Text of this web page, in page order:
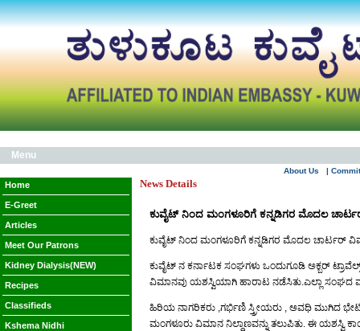
Menu
About Us |
Home
E-Greet
Articles
Meet Our Patrons
Kidney Dialysis(NEW)
Recipes
Classifieds
Kshema Nidhi
News Details
ಕುವೈಟ್ ನಿಂದ ಮಂಗಳೂರಿಗೆ ಕನ್ನಡಿಗರ ಮೊದಲ
ಕುವೈಟ್ ನಿಂದ ಮಂಗಳೂರಿಗೆ ಕನ್ನಡಿಗರ ಮೊದಲ ಚಾರ್ಟರ್
ಕುವೈಟ್ ನ ಕರ್ನಾಟಕ ಸಂಘಗಳು ಒಂದುಗೂಡಿ ಅಕ್ಬರ್
ವಿಮಾನವು ಯಶಸ್ವಿಯಾಗಿ ಹಾರಾಟ ನಡೆಸಿತು.ಎಲ್ಲಾ ಸಂಘದ
ಹಿರಿಯ ನಾಗರಿಕರು ,ಗರ್ಭಿಣಿ ಸ್ತ್ರೀಯರು , ಅವಧಿ ಮುಗಿದ
ಮಂಗಳೂರು ವಿಮಾನ ನಿಲ್ದಾಣವನ್ನು ತಲುಪಿತು. ಈ ಯಶಸ್ವಿ